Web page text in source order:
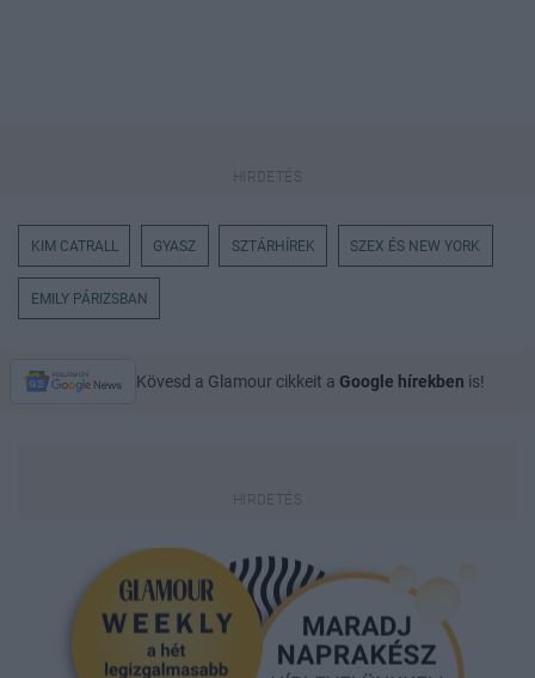
KIM CATRALL GYASZ SZTÁRHÍREK SZEX ÉS NEW YORK
EMILY PÁRIZSBAN
Kövesd a Glamour cikkeit a Google hírekben is!